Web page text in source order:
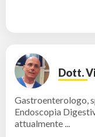
Dott.
Gastroenterologo,
Endoscopia
attualmente ...